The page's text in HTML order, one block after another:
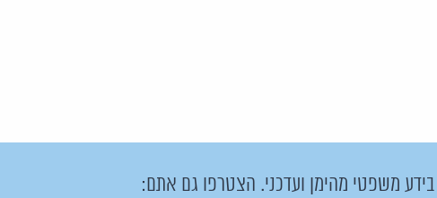
משפטי מהימן ועדכני. הצטרפו גם אתם: